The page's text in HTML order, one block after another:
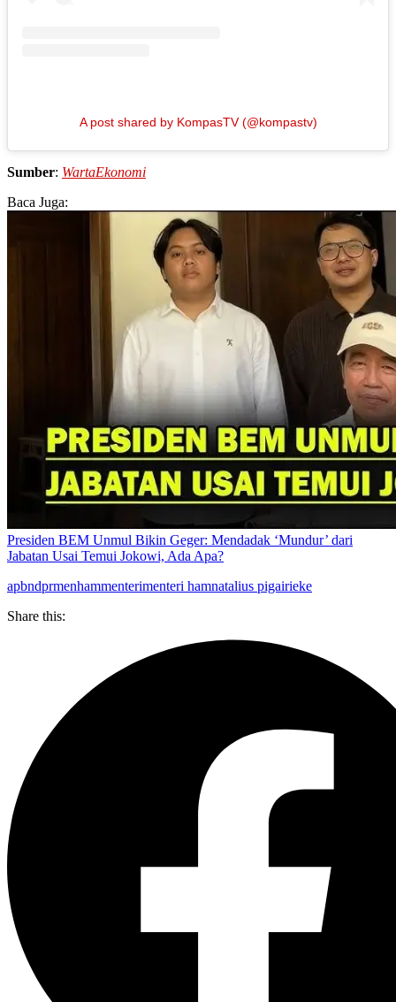
A post shared by KompasTV (@kompastv)
Sumber: WartaEkonomi
Baca Juga:
Presiden BEM Unmul Bikin Geger: Mendadak ‘Mundur’ dari
Jabatan Usai Temui Jokowi, Ada Apa?
apbndprmenhammenterimenteri hamnatalius pigairieke
Share this: